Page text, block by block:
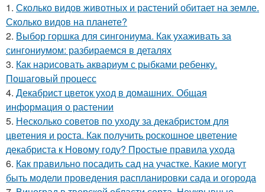
1. Сколько видов животных и растений обитает на земле.
Сколько видов на планете?
2. Выбор горшка для сингониума. Как ухаживать за
сингониумом: разбираемся в деталях
3. Как нарисовать аквариум с рыбками ребенку.
Пошаговый процесс
4. Декабрист цветок уход в домашних. Общая
информация о растении
5. Несколько советов по уходу за декабристом для
цветения и роста. Как получить роскошное цветение
декабриста к Новому году? Простые правила ухода
6. Как правильно посадить сад на участке. Какие могут
быть модели проведения распланировки сада и огорода